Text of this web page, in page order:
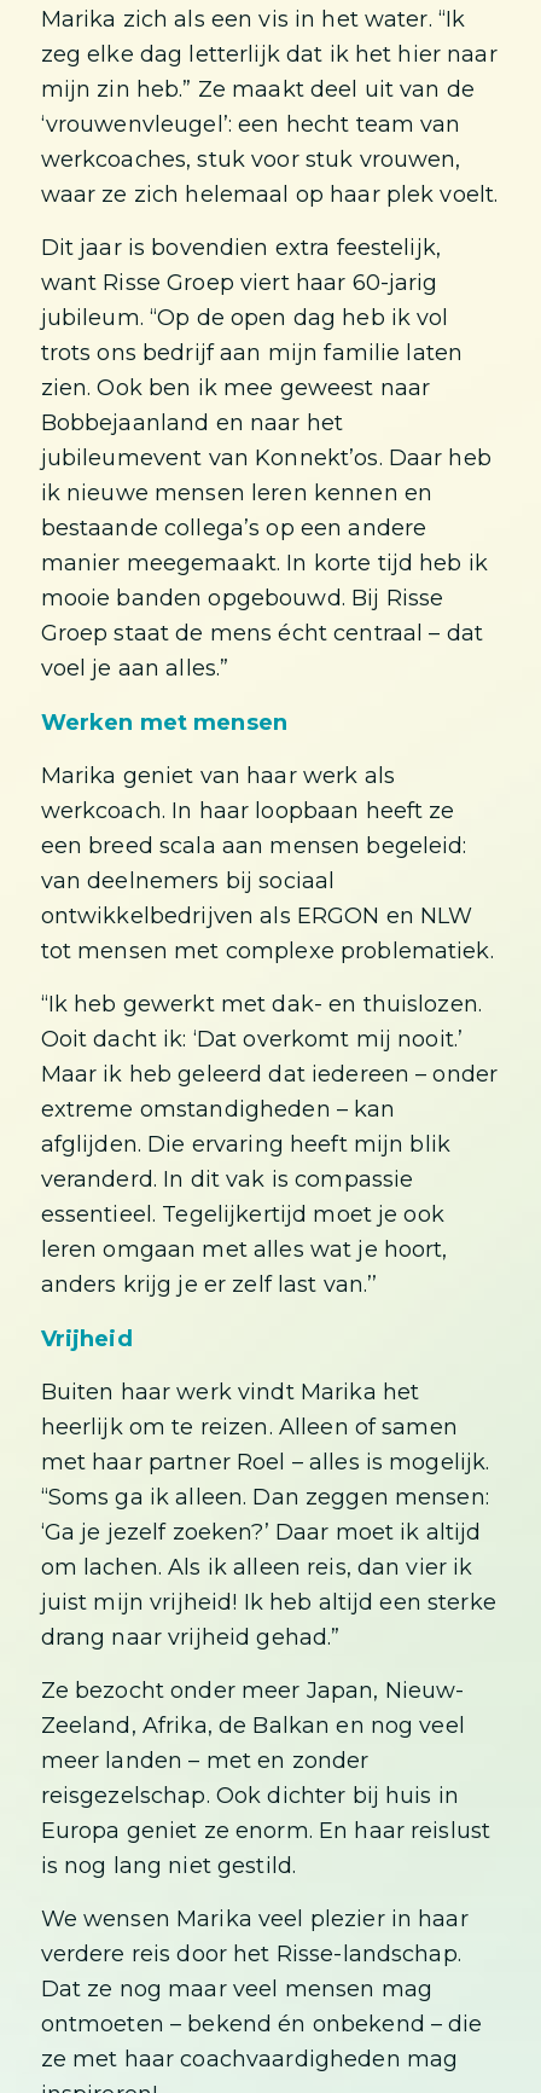
Marika zich als een vis in het water. “Ik
zeg elke dag letterlijk dat ik het hier naar
mijn zin heb.” Ze maakt deel uit van de
‘vrouwenvleugel’: een hecht team van
werkcoaches, stuk voor stuk vrouwen,
waar ze zich helemaal op haar plek voelt.
Dit jaar is bovendien extra feestelijk,
want Risse Groep viert haar 60-jarig
jubileum. “Op de open dag heb ik vol
trots ons bedrijf aan mijn familie laten
zien. Ook ben ik mee geweest naar
Bobbejaanland en naar het
jubileumevent van Konnekt’os. Daar heb
ik nieuwe mensen leren kennen en
bestaande collega’s op een andere
manier meegemaakt. In korte tijd heb ik
mooie banden opgebouwd. Bij Risse
Groep staat de mens écht centraal – dat
voel je aan alles.”
Werken met mensen
Marika geniet van haar werk als
werkcoach. In haar loopbaan heeft ze
een breed scala aan mensen begeleid:
van deelnemers bij sociaal
ontwikkelbedrijven als ERGON en NLW
tot mensen met complexe problematiek.
“Ik heb gewerkt met dak- en thuislozen.
Ooit dacht ik: ‘Dat overkomt mij nooit.’
Maar ik heb geleerd dat iedereen – onder
extreme omstandigheden – kan
afglijden. Die ervaring heeft mijn blik
veranderd. In dit vak is compassie
essentieel. Tegelijkertijd moet je ook
leren omgaan met alles wat je hoort,
anders krijg je er zelf last van.’’
Vrijheid
Buiten haar werk vindt Marika het
heerlijk om te reizen. Alleen of samen
met haar partner Roel – alles is mogelijk.
“Soms ga ik alleen. Dan zeggen mensen:
‘Ga je jezelf zoeken?’ Daar moet ik altijd
om lachen. Als ik alleen reis, dan vier ik
juist mijn vrijheid! Ik heb altijd een sterke
drang naar vrijheid gehad.”
Ze bezocht onder meer Japan, Nieuw-
Zeeland, Afrika, de Balkan en nog veel
meer landen – met en zonder
reisgezelschap. Ook dichter bij huis in
Europa geniet ze enorm. En haar reislust
is nog lang niet gestild.
We wensen Marika veel plezier in haar
verdere reis door het Risse-landschap.
Dat ze nog maar veel mensen mag
ontmoeten – bekend én onbekend – die
ze met haar coachvaardigheden mag